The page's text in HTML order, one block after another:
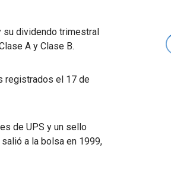
su dividendo trimestral
A y Clase B.
registrados el 17 de
de UPS y un sello
a la bolsa en 1999,